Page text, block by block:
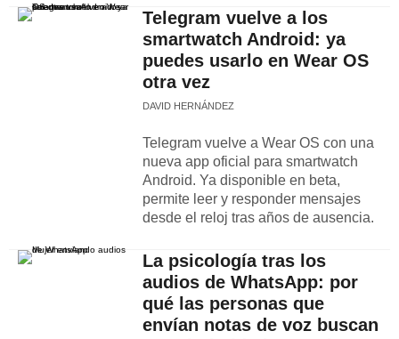
Telegram vuelve a los
smartwatch Android: ya
puedes usarlo en Wear OS
otra vez
DAVID HERNÁNDEZ
Telegram vuelve a Wear OS con una
nueva app oficial para smartwatch
Android. Ya disponible en beta,
permite leer y responder mensajes
desde el reloj tras años de ausencia.
La psicología tras los
audios de WhatsApp: por
qué las personas que
envían notas de voz buscan